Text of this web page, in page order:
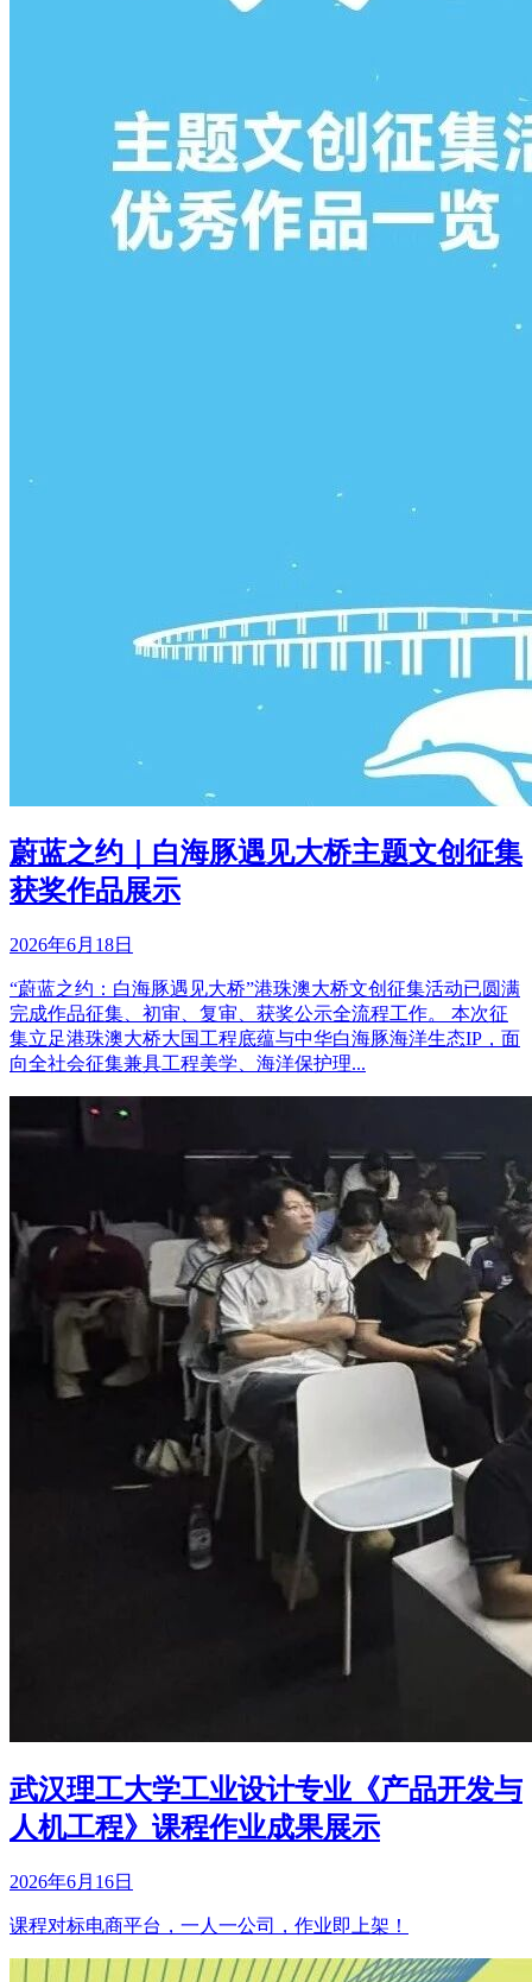
蔚蓝之约｜白海豚遇见大桥主题文创征集
获奖作品展示
2026年6月18日
“蔚蓝之约：白海豚遇见大桥”港珠澳大桥文创征集活动已圆满
完成作品征集、初审、复审、获奖公示全流程工作。 本次征
集立足港珠澳大桥大国工程底蕴与中华白海豚海洋生态IP，面
向全社会征集兼具工程美学、海洋保护理...
武汉理工大学工业设计专业《产品开发与
人机工程》课程作业成果展示
2026年6月16日
课程对标电商平台，一人一公司，作业即上架！